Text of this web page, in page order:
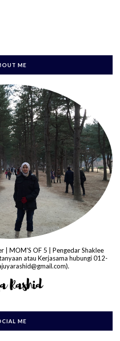
ME
| MOM'S OF 5 | Pengedar Shaklee
atau Kerjasama hubungi 012-
ME